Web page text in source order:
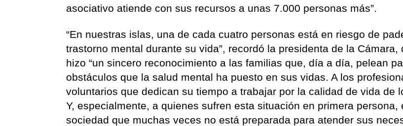
asociativo atiende con sus recursos a unas 7.000 personas más”.
“En nuestras islas, una de cada cuatro personas está en riesgo de
trastorno mental durante su vida”, recordó la presidenta de la Cámara,
hizo “un sincero reconocimiento a las familias que, día a día, pelean
obstáculos que la salud mental ha puesto en sus vidas. A los
voluntarios que dedican su tiempo a trabajar por la calidad de vida de
Y, especialmente, a quienes sufren esta situación en primera persona,
sociedad que muchas veces no está preparada para atender sus